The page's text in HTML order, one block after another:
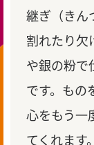
継ぎ（きん
割れたり欠
や銀の粉で
です。もの
心をもう一
てくれます